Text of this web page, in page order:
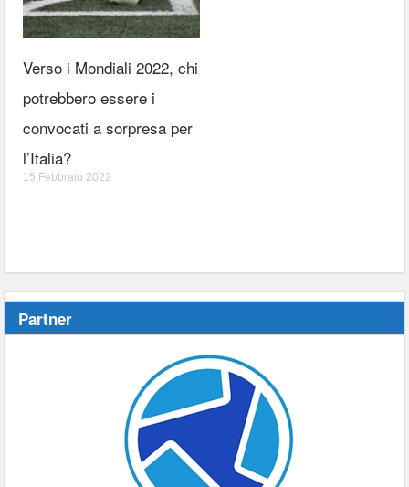
Verso i Mondiali 2022, chi
potrebbero essere i
convocati a sorpresa per
l’Italia?
15 Febbraio 2022
Partner